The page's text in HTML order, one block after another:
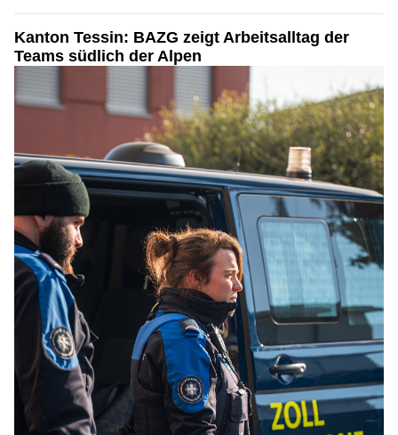
Kanton Tessin: BAZG zeigt Arbeitsalltag der
Teams südlich der Alpen